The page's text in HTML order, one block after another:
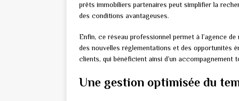
prêts immobiliers partenaires peut simplifier la
des conditions avantageuses.
Enfin, ce réseau professionnel permet à l’agence
des nouvelles réglementations et des opportunités
clients, qui bénéficient ainsi d’un accompagnement
Une gestion optimisée du